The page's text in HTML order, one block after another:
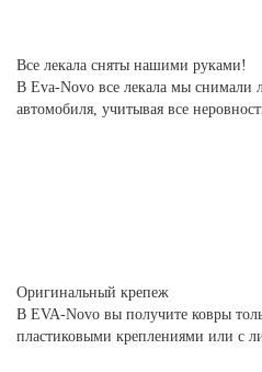
Все лекала сняты нашими руками!
В Eva-Novo все лекала мы снимали
автомобиля, учитывая все
Оригинальный крепеж
В EVA-Novo вы получите ковры
пластиковыми креплениями или с